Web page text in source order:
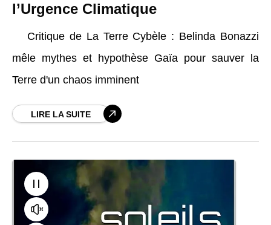
l’Urgence Climatique
Critique de La Terre Cybèle : Belinda Bonazzi
mêle mythes et hypothèse Gaïa pour sauver la
Terre d'un chaos imminent
LIRE LA SUITE